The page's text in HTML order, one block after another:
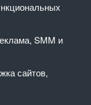
SMM и
сайтов,